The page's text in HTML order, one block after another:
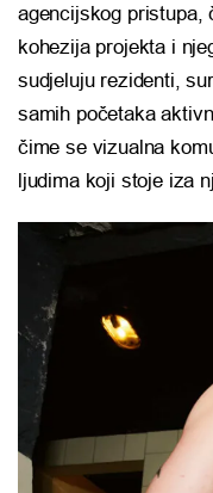
agencijskog pristupa,
kohezija projekta i
sudjeluju rezidenti,
samih početaka
čime se vizualna
ljudima koji stoje iza